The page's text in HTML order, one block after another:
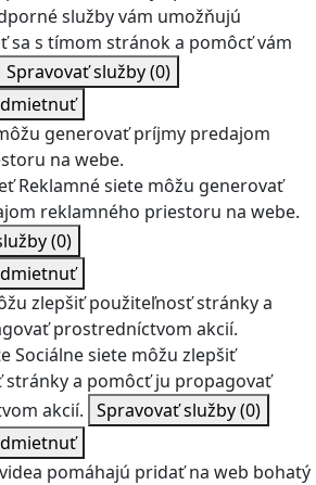
služby vám umožňujú
sa s tímom stránok a pomôcť vám
Spravovať služby(0)
generovať príjmy predajom
na webe.
Reklamné siete môžu generovať
reklamného priestoru na webe.
(0)
zlepšiť použiteľnosť stránky a
prostredníctvom akcií.
Sociálne siete môžu zlepšiť
stránky a pomôcť ju propagovať
akcií. Spravovať služby(0)
pomáhajú pridať na web bohatý